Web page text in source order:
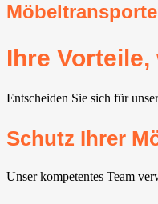
Möbeltransporte
Ihre
Entscheiden Sie sich für
Schutz Ihrer
Unser kompetentes Team